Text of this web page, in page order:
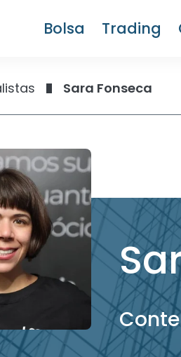
Bolsa Trading
Sara Fonseca